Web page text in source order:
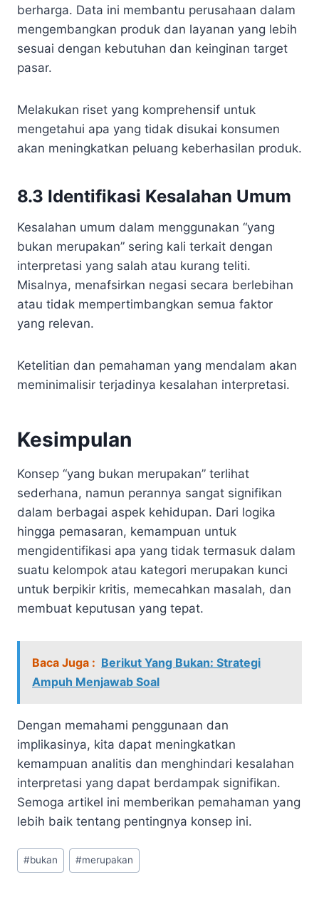
berharga. Data ini membantu perusahaan dalam
mengembangkan produk dan layanan yang lebih
sesuai dengan kebutuhan dan keinginan target
pasar.
Melakukan riset yang komprehensif untuk
mengetahui apa yang tidak disukai konsumen
akan meningkatkan peluang keberhasilan produk.
8.3 Identifikasi Kesalahan Umum
Kesalahan umum dalam menggunakan “yang
bukan merupakan” sering kali terkait dengan
interpretasi yang salah atau kurang teliti.
Misalnya, menafsirkan negasi secara berlebihan
atau tidak mempertimbangkan semua faktor
yang relevan.
Ketelitian dan pemahaman yang mendalam akan
meminimalisir terjadinya kesalahan interpretasi.
Kesimpulan
Konsep “yang bukan merupakan” terlihat
sederhana, namun perannya sangat signifikan
dalam berbagai aspek kehidupan. Dari logika
hingga pemasaran, kemampuan untuk
mengidentifikasi apa yang tidak termasuk dalam
suatu kelompok atau kategori merupakan kunci
untuk berpikir kritis, memecahkan masalah, dan
membuat keputusan yang tepat.
Baca Juga : Berikut Yang Bukan: Strategi
Ampuh Menjawab Soal
Dengan memahami penggunaan dan
implikasinya, kita dapat meningkatkan
kemampuan analitis dan menghindari kesalahan
interpretasi yang dapat berdampak signifikan.
Semoga artikel ini memberikan pemahaman yang
lebih baik tentang pentingnya konsep ini.
Post
Tags:
#bukan #merupakan